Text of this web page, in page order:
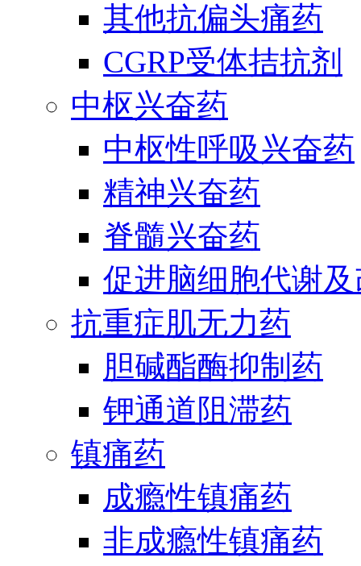
其他抗偏头痛药
CGRP受体拮抗剂
中枢兴奋药
中枢性呼吸兴奋药
精神兴奋药
脊髓兴奋药
促进脑细胞代谢
抗重症肌无力药
胆碱酯酶抑制药
钾通道阻滞药
镇痛药
成瘾性镇痛药
非成瘾性镇痛药